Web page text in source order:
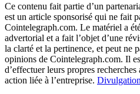
Ce contenu fait partie d’un
est un article sponsorisé qui ne fait
Cointelegraph.com. Le matériel a
advertorial et a fait l’objet d’une
la clarté et la pertinence, et peut ne
opinions de Cointelegraph.com. Il
d’effectuer leurs propres
action liée à l’entreprise. Divulgation